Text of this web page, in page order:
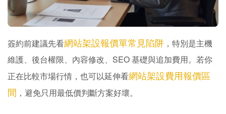
簽約前建議先看網站架設報價單常見陷阱 ，特別是主機
維護、後台權限、內容修改、SEO 基礎與追加費用。若你
正在比較市場行情，也可以延伸看網站架設費用報價區
間 ，避免只用最低價判斷方案好壞。